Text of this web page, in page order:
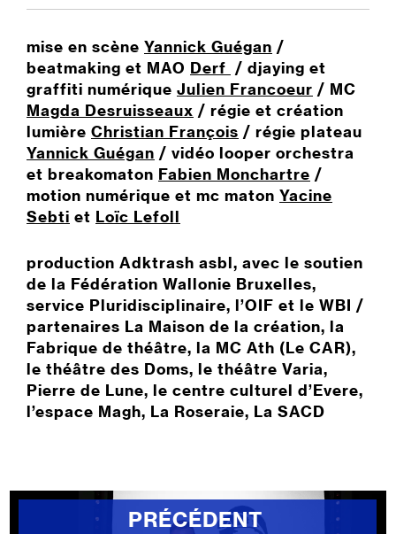
mise en scène Yannick Guégan /
beatmaking et MAO Derf / djaying et
graffiti numérique Julien Francoeur / MC
Magda Desruisseaux / régie et création
lumière Christian François / régie plateau
Yannick Guégan / vidéo looper orchestra
et breakomaton Fabien Monchartre /
motion numérique et mc maton Yacine
Sebti et Loïc Lefoll
production Adktrash asbl, avec le soutien
de la Fédération Wallonie Bruxelles,
service Pluridisciplinaire, l’OIF et le WBI /
partenaires La Maison de la création, la
Fabrique de théâtre, la MC Ath (Le CAR),
le théâtre des Doms, le théâtre Varia,
Pierre de Lune, le centre culturel d’Evere,
l’espace Magh, La Roseraie, La SACD
PRÉCÉDENT